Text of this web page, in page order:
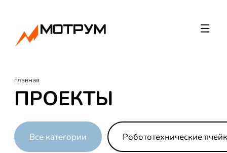
главная
ПРОЕКТЫ
Все категории Робототехнические